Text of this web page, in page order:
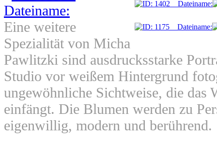
Eine weitere
Spezialität von Micha
Pawlitzki sind ausdrucksstarke
Studio vor weißem Hintergrund
ungewöhnliche Sichtweise, die das
einfängt. Die Blumen werden zu
eigenwillig, modern und berührend.